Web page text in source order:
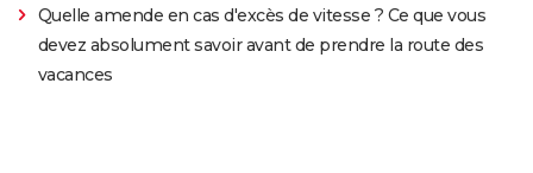
Quelle amende en cas d'excès de vitesse ? Ce que vous
devez absolument savoir avant de prendre la route des
vacances